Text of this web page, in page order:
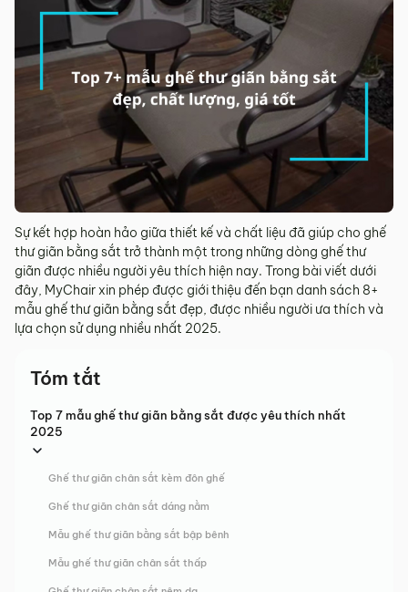
Sự kết hợp hoàn hảo giữa thiết kế và chất liệu đã giúp cho ghế
thư giãn bằng sắt trở thành một trong những dòng ghế thư
giãn được nhiều người yêu thích hiện nay. Trong bài viết dưới
đây, MyChair xin phép được giới thiệu đến bạn danh sách 8+
mẫu ghế thư giãn bằng sắt đẹp, được nhiều người ưa thích và
lựa chọn sử dụng nhiều nhất 2025.
Tóm tắt
Top 7 mẫu ghế thư giãn bằng sắt được yêu thích nhất
2025
Ghế thư giãn chân sắt kèm đôn ghế
Ghế thư giãn chân sắt dáng nằm
Mẫu ghế thư giãn bằng sắt bập bênh
Mẫu ghế thư giãn chân sắt thấp